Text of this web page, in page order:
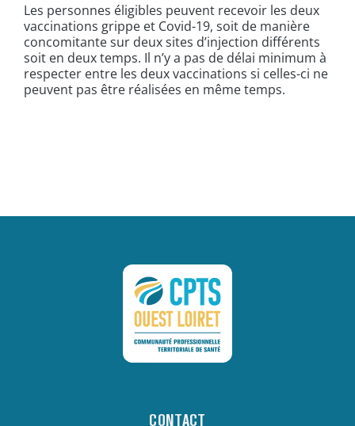
Les personnes éligibles peuvent recevoir les deux
vaccinations grippe et Covid-19, soit de manière
concomitante sur deux sites d’injection différents
soit en deux temps. Il n’y a pas de délai minimum à
respecter entre les deux vaccinations si celles-ci ne
peuvent pas être réalisées en même temps.
CONTACT